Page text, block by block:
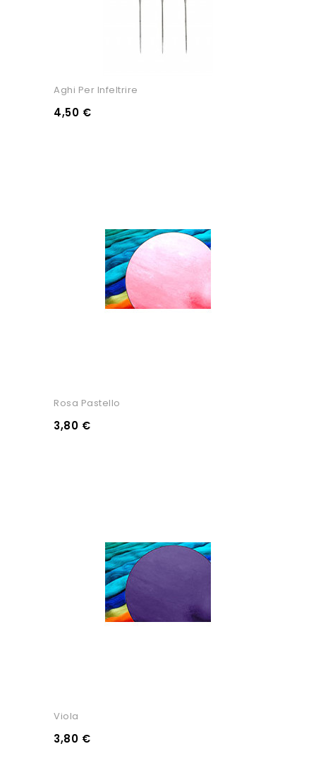
Aghi Per Infeltrire
4,50 €
Rosa Pastello
3,80 €
Viola
3,80 €